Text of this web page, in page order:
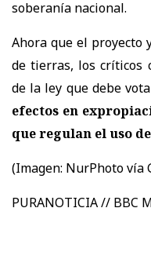
soberanía nacional.
Ahora que el proyecto
de tierras, los críticos
de la ley que debe
efectos en
que regulan el uso
(Imagen: NurPhoto vía
PURANOTICIA // BBC